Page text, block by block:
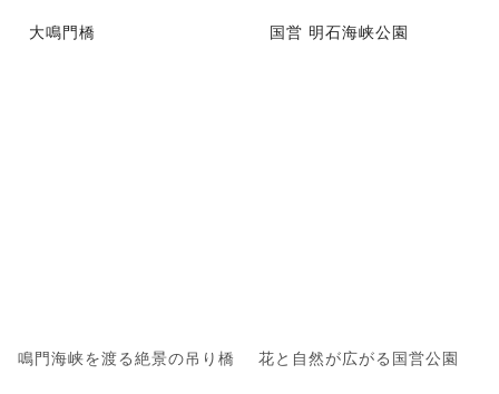
大鳴門橋
鳴門海峡を渡る絶景の吊り橋
国営 明石海峡公園
花と自然が広がる国営公園